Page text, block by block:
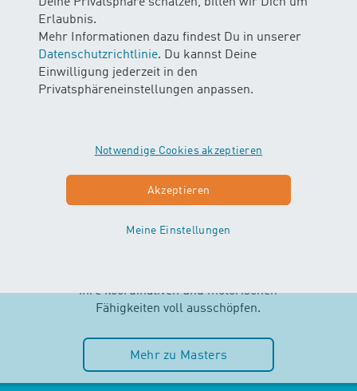
Erlaubnis.
Mehr Informationen dazu findest Du in unserer
Datenschutzrichtlinie. Du kannst Deine
Einwilligung jederzeit in den
Privatsphäreneinstellungen anpassen.
Notwendige Cookies akzeptieren
Akzeptieren
Meine Einstellungen
MASTERS
AB 2.5 JAHREN
Selbstständigkeit und Spass im
ihre koordinativen und motorischen
Fähigkeiten voll ausschöpfen.
Mehr zu Masters